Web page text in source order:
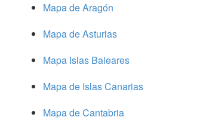
Mapa de Aragón
Mapa de Asturias
Mapa Islas Baleares
Mapa de Islas Canarias
Mapa de Cantabria